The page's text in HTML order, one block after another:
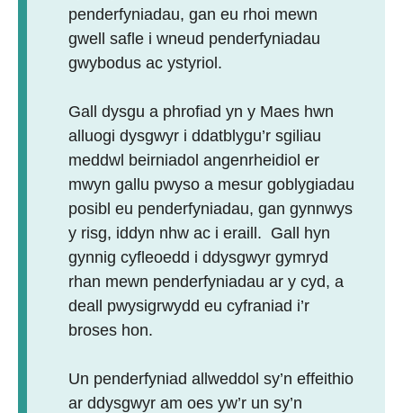
penderfyniadau, gan eu rhoi mewn
gwell safle i wneud penderfyniadau
gwybodus ac ystyriol.
Gall dysgu a phrofiad yn y Maes hwn
alluogi dysgwyr i ddatblygu’r sgiliau
meddwl beirniadol angenrheidiol er
mwyn gallu pwyso a mesur goblygiadau
posibl eu penderfyniadau, gan gynnwys
y risg, iddyn nhw ac i eraill. Gall hyn
gynnig cyfleoedd i ddysgwyr gymryd
rhan mewn penderfyniadau ar y cyd, a
deall pwysigrwydd eu cyfraniad i’r
broses hon.
Un penderfyniad allweddol sy’n effeithio
ar ddysgwyr am oes yw’r un sy’n